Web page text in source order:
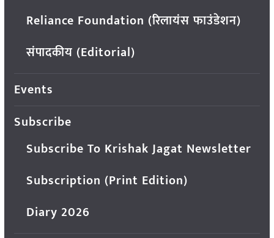
Reliance Foundation (रिलायंस फाउंडेशन)
संपादकीय (Editorial)
Events
Subscribe
Subscribe To Krishak Jagat Newsletter
Subscription (Print Edition)
Diary 2026